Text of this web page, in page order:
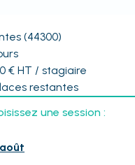
(44300)
€ HT / stagiaire
restantes
une session :
août